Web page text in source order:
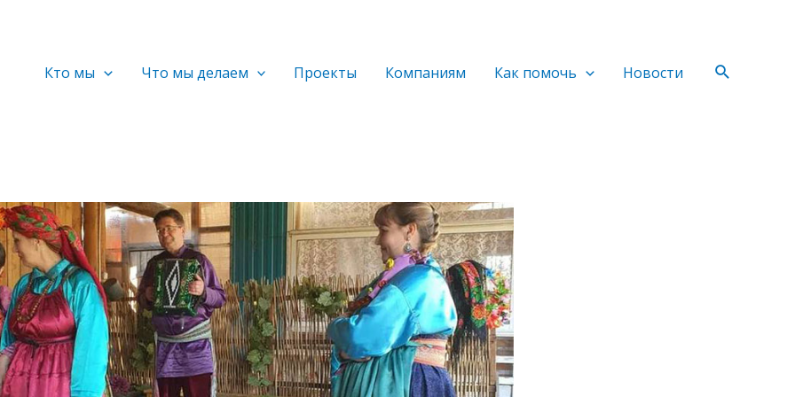
Кто мы Что мы делаем Проекты Компаниям Как помочь Новости Поиск